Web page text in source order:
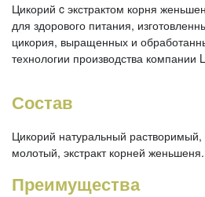
Цикорий c экстрактом корня
для здорового питания,
цикория, выращенных и
технологии производства компании
Состав
Цикорий натуральный
молотый, экстракт корней женьшеня.
Преимущества